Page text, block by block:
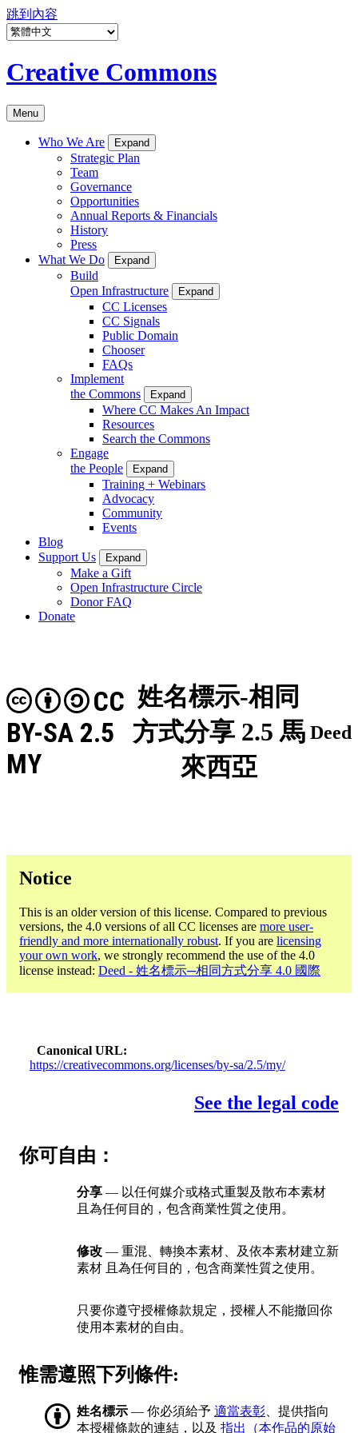
跳到內容
Creative Commons
Menu
Who We Are Expand
Strategic Plan
Team
Governance
Opportunities
Annual Reports & Financials
History
Press
What We Do
Expand
Build
Open Infrastructure
Expand
CC Licenses
CC Signals
Public Domain
Chooser
FAQs
Implement
the Commons
Expand
Where CC Makes An Impact
Resources
Search the Commons
Engage
the People
Expand
Training + Webinars
Advocacy
Community
Events
Blog
Support Us
Expand
Make a Gift
Open Infrastructure Circle
Donor FAQ
Donate
姓名標示-相同
方式分享 2.5 馬
來西亞
CC
BY-SA 2.5
MY
Deed
Notice
This is an older version of this license. Compared to previous
versions, the 4.0 versions of all CC licenses are more user-
friendly and more internationally robust. If you are licensing
your own work, we strongly recommend the use of the 4.0
license instead: Deed - 姓名標示─相同方式分享 4.0 國際
Canonical URL
https://creativecommons.org/licenses/by-sa/2.5/my/
See the legal code
你可自由：
分享 — 以任何媒介或格式重製及散布本素材
且為任何目的，包含商業性質之使用。
修改 — 重混、轉換本素材、及依本素材建立新
素材 且為任何目的，包含商業性質之使用。
只要你遵守授權條款規定，授權人不能撤回你
使用本素材的自由。
惟需遵照下列條件:
姓名標示 — 你必須給予 適當表彰 、提供指向
本授權條款的連結，以及 指出（本作品的原始